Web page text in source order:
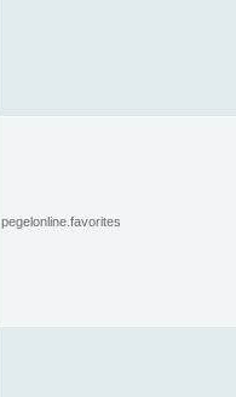
pegelonline.favorites